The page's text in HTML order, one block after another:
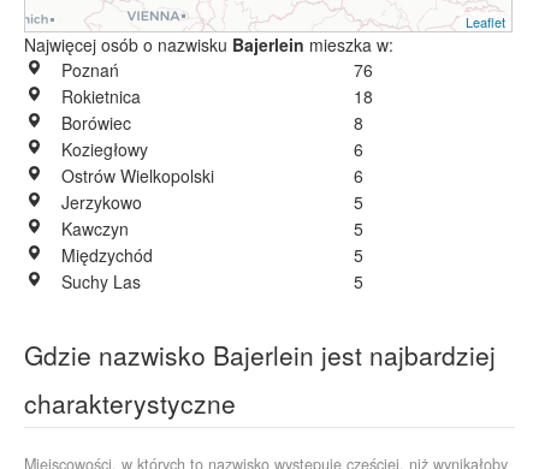
Leaflet
Najwięcej osób o nazwisku Bajerlein mieszka w:
Poznań
76
Rokietnica
18
Borówiec
8
Koziegłowy
6
Ostrów Wielkopolski
6
Jerzykowo
5
Kawczyn
5
Międzychód
5
Suchy Las
5
Gdzie nazwisko Bajerlein jest najbardziej
charakterystyczne
Miejscowości, w których to nazwisko występuje częściej, niż wynikałoby